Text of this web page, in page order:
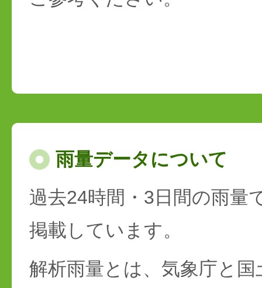
雨量データについて
過去24時間・3日間の雨量
掲載しています。
解析雨量とは、気象庁と